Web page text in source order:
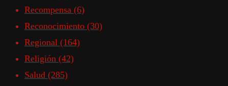
Recompensa (6)
Reconocimiento (30)
Regional (164)
Religión (42)
Salud (285)